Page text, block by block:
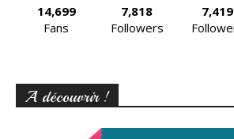
14,699
Fans
7,818
Followers
7,419
A découvrir !